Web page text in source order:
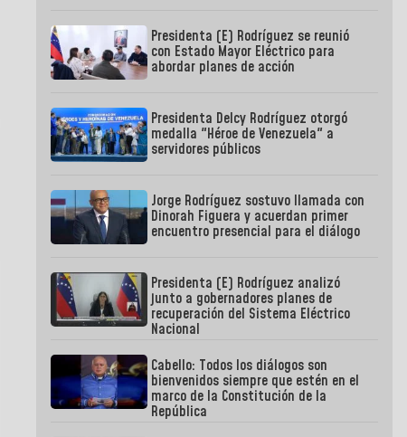
Presidenta (E) Rodríguez se reunió
con Estado Mayor Eléctrico para
abordar planes de acción
Presidenta Delcy Rodríguez otorgó
medalla "Héroe de Venezuela" a
servidores públicos
Jorge Rodríguez sostuvo llamada con
Dinorah Figuera y acuerdan primer
encuentro presencial para el diálogo
Presidenta (E) Rodríguez analizó
junto a gobernadores planes de
recuperación del Sistema Eléctrico
Nacional
Cabello: Todos los diálogos son
bienvenidos siempre que estén en el
marco de la Constitución de la
República